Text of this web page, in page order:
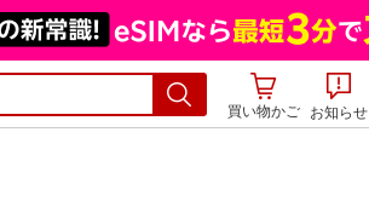
買い物かご お知らせ